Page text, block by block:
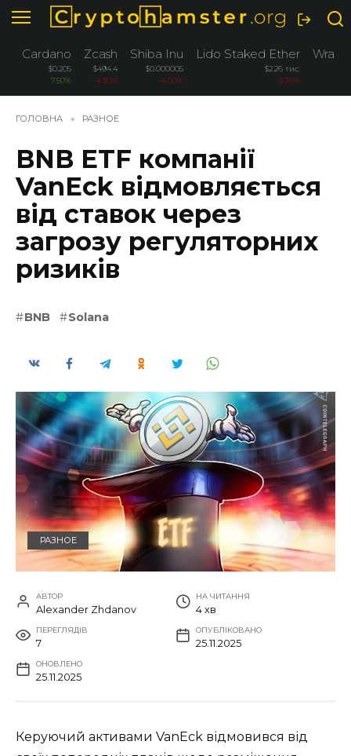
Перейти
до
вмісту
Cardano
$0.205
7.50%
Zcash
$494.4
-4.30%
Shiba Inu
$0.000005
-4.00%
Lido Staked Ether
$2.26 тис.
-3.76%
ГОЛОВНА » РАЗНОЕ
BNB ETF компанії
VanEck відмовляється
від ставок через
загрозу регуляторних
ризиків
BNB Solana
РАЗНОЕ
АВТОР
Alexander Zhdanov
НА ЧИТАННЯ
4 хв
ПЕРЕГЛЯДІВ
7
ОПУБЛІКОВАНО
25.11.2025
ОНОВЛЕНО
25.11.2025
Керуючий активами VanEck відмовився від